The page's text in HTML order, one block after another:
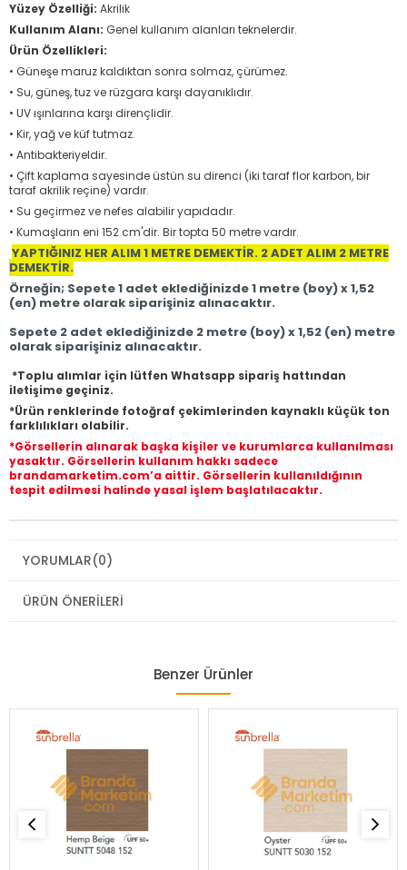
Yüzey Özelliği: Akrilik
Kullanım Alanı: Genel kullanım alanları teknelerdir.
Ürün Özellikleri:
• Güneşe maruz kaldıktan sonra solmaz, çürümez.
• Su, güneş, tuz ve rüzgara karşı dayanıklıdır.
• UV ışınlarına karşı dirençlidir.
• Kir, yağ ve küf tutmaz.
• Antibakteriyeldir.
• Çift kaplama sayesinde üstün su direnci (iki taraf flor karbon, bir
taraf akrilik reçine) vardır.
• Su geçirmez ve nefes alabilir yapıdadır.
• Kumaşların eni 152 cm'dir. Bir topta 50 metre vardır.
YAPTIĞINIZ HER ALIM 1 METRE DEMEKTİR. 2 ADET ALIM 2 METRE
DEMEKTİR.
Örneğin; Sepete 1 adet eklediğinizde 1 metre (boy) x 1,52
(en) metre olarak siparişiniz alınacaktır.
Sepete 2 adet eklediğinizde 2 metre (boy) x 1,52 (en) metre
olarak siparişiniz alınacaktır.
*Toplu alımlar için lütfen Whatsapp sipariş hattından
iletişime geçiniz.
*Ürün renklerinde fotoğraf çekimlerinden kaynaklı küçük ton
farklılıkları olabilir.
*Görsellerin alınarak başka kişiler ve kurumlarca kullanılması
yasaktır. Görsellerin kullanım hakkı sadece
brandamarketim.com’a aittir. Görsellerin kullanıldığının
tespit edilmesi halinde yasal işlem başlatılacaktır.
YORUMLAR(0)
ÜRÜN ÖNERILERI
Benzer Ürünler